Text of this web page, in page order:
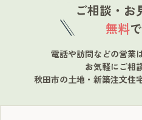
ご相談・お
無料
電話や訪問などの営業
お気軽にご相
秋田市の土地・新築注文住